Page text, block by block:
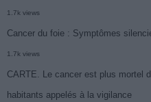
1.7k views
Cancer du foie : Symptômes
1.7k views
CARTE. Le cancer est plus mortel
habitants appelés à la vigilance